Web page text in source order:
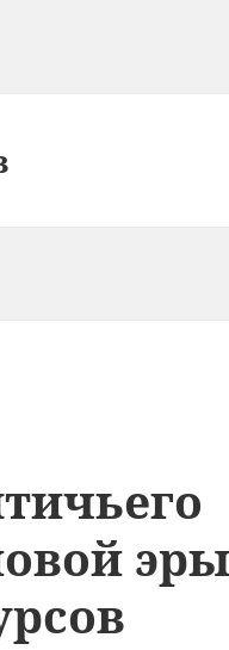
эры